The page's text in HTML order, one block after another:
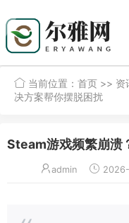
当前位置： 首页 >> 资
决方案帮你摆脱困扰
Steam游戏频繁崩溃
admin